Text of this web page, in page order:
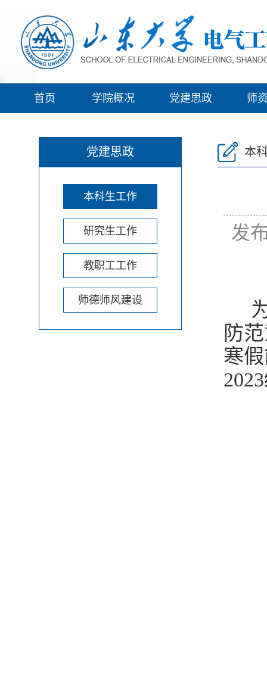
首页 学院概况 党建思政 师
党建思政
本科生工作
研究生工作
教职工工作
师德师风建设
本
发
防
寒